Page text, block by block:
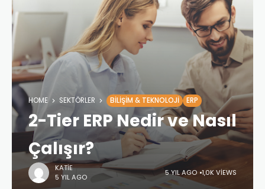
HOME SEKTÖRLER BILIŞIM & TEKNOLOJI ERP
2-Tier ERP Nedir ve Nasıl
Çalışır?
KATIE
5 YIL AGO
5 YIL AGO 1,0K VIEWS